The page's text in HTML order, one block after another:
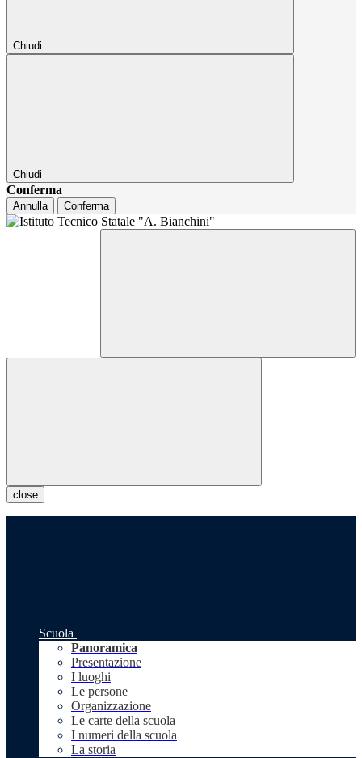
Chiudi
Chiudi
Conferma
Annulla Conferma
close
Scuola
Panoramica
Presentazione
I luoghi
Le persone
Organizzazione
Le carte della scuola
I numeri della scuola
La storia